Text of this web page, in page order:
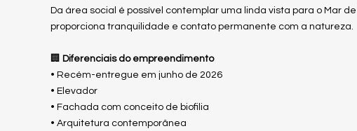
Da área social é possível contemplar uma linda vista para o Mar
proporciona tranquilidade e contato permanente com a natureza.
🏢 Diferenciais do empreendimento
• Recém-entregue em junho de 2026
• Elevador
• Fachada com conceito de biofilia
• Arquitetura contemporânea